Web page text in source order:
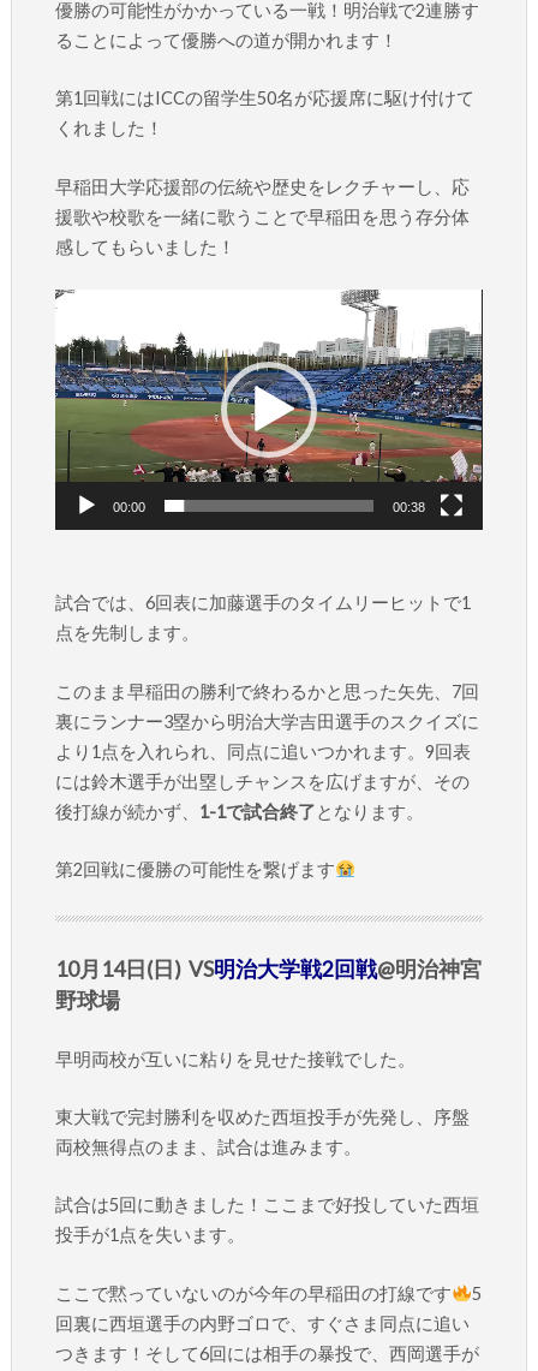
優勝の可能性がかかっている一戦！明治戦で2連勝す
ることによって優勝への道が開かれます！
第1回戦にはICCの留学生50名が応援席に駆け付けて
くれました！
早稲田大学応援部の伝統や歴史をレクチャーし、応
援歌や校歌を一緒に歌うことで早稲田を思う存分体
感してもらいました！
動
プ
レ
ー
ヤ
00:00 00:38
試合では、6回表に加藤選手のタイムリーヒットで1
点を先制します。
このまま早稲田の勝利で終わるかと思った矢先、7回
裏にランナー3塁から明治大学吉田選手のスクイズに
より1点を入れられ、同点に追いつかれます。9回表
には鈴木選手が出塁しチャンスを広げますが、その
後打線が続かず、 1-1で試合終了となります。
第2回戦に優勝の可能性を繋げます
10月14日(日) VS明治大学戦2回戦@明治神宮
野球場
早明両校が互いに粘りを見せた接戦でした。
東大戦で完封勝利を収めた西垣投手が先発し、序盤
両校無得点のまま、試合は進みます。
試合は5回に動きました！ここまで好投していた西垣
投手が1点を失います。
ここで黙っていないのが今年の早稲田の打線です
5
回裏に西垣選手の内野ゴロで、すぐさま同点に追い
つきます！そして6回には相手の暴投で、西岡選手が